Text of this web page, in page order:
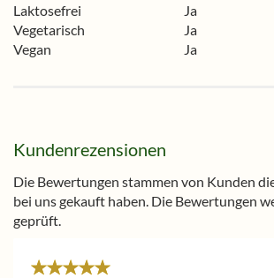
Laktosefrei
Ja
Vegetarisch
Ja
Vegan
Ja
Kundenrezensionen
Die Bewertungen stammen von Kunden
bei uns gekauft haben. Die Bewertungen
geprüft.